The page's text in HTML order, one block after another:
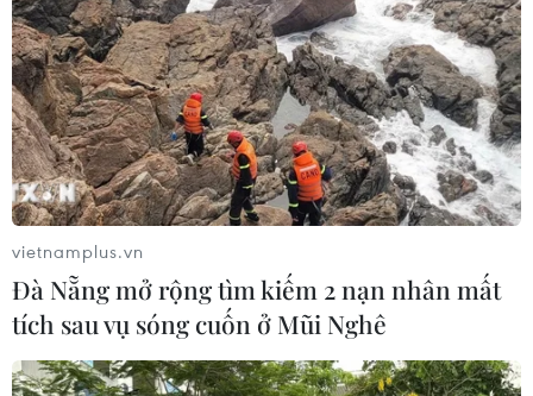
vietnamplus.vn
Đà Nẵng mở rộng tìm kiếm 2 nạn nhân mất
tích sau vụ sóng cuốn ở Mũi Nghê